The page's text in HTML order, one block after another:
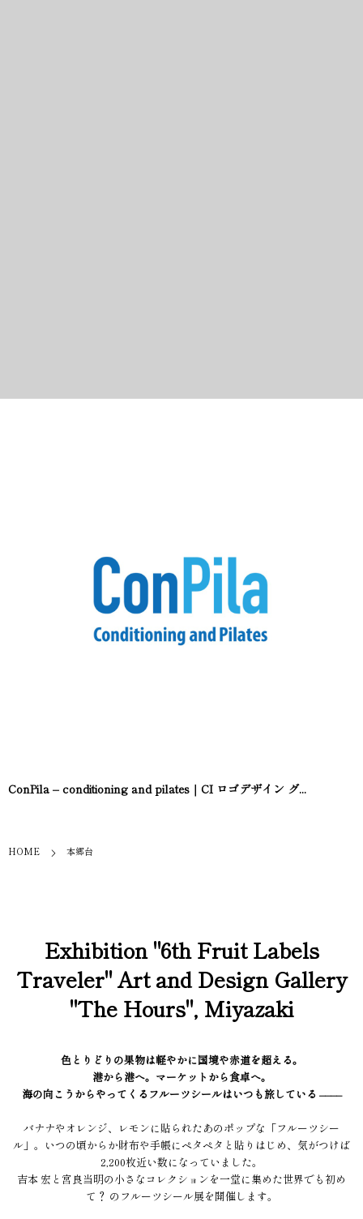
ConPila – conditioning and pilates｜CI ロゴデザイン グ...
HOME 本郷台
Exhibition "6th Fruit Labels
Traveler" Art and Design Gallery
"The Hours", Miyazaki
色とりどりの果物は軽やかに国境や赤道を超える。
港から港へ。マーケットから食卓へ。
海の向こうからやってくるフルーツシールはいつも旅している ––––
バナナやオレンジ、レモンに貼られたあのポップな「フルーツシー
ル」。いつの頃からか財布や手帳にペタペタと貼りはじめ、気がつけば
2,200枚近い数になっていました。
吉本 宏と宮良当明の小さなコレクションを一堂に集めた世界でも初め
て？ のフルーツシール展を開催します。